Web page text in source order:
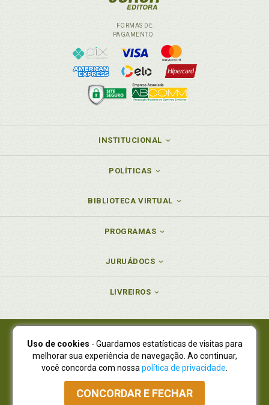
FORMAS DE
PAGAMENTO
INSTITUCIONAL
POLÍTICAS
BIBLIOTECA VIRTUAL
PROGRAMAS
JURUÁDOCS
LIVREIROS
Juruá Editora Ltda., CNPJ 77.535.508/0001-19
Juruá Informática Ltda., CNPJ 01.701.561/0001-80
NOVO ENDEREÇO:R. Flávio Dallegrave, 7665, São Lourenço |
Curitiba - Paraná - CEP 82210-310
Atendimento: (41) 4009-3900|Vendas Atacado: (41) 4009-3939
Uso de cookies - Guardamos estatísticas de visitas para
melhorar sua experiência de navegação. Ao continuar,
você concorda com nossa política de privacidade
CONCORDAR E FECHAR